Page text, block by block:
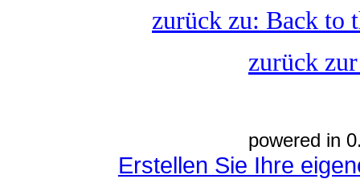
zurück zu: Back to
zurück
powered in
Erstellen Sie Ihre